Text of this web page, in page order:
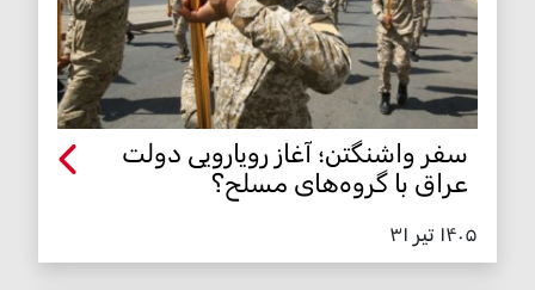
سفر واشنگتن؛ آغاز رویارویی دولت
عراق با گروه‌های مسلح؟
۱۴۰۵ تیر ۳۱